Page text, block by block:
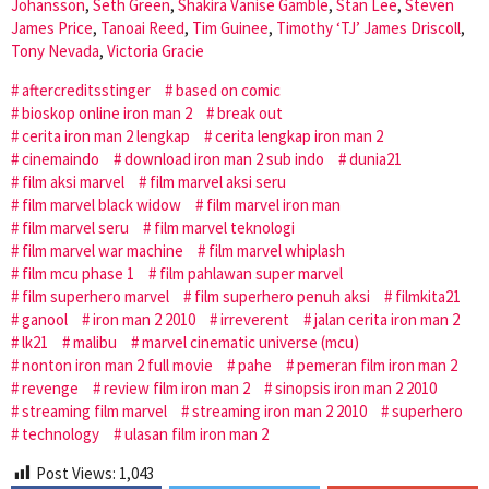
Johansson, Seth Green, Shakira Vanise Gamble, Stan Lee, Steven
James Price, Tanoai Reed, Tim Guinee, Timothy ‘TJ’ James Driscoll,
Tony Nevada, Victoria Gracie
aftercreditsstinger
based on comic
bioskop online iron man 2
break out
cerita iron man 2 lengkap
cerita lengkap iron man 2
cinemaindo
download iron man 2 sub indo
dunia21
film aksi marvel
film marvel aksi seru
film marvel black widow
film marvel iron man
film marvel seru
film marvel teknologi
film marvel war machine
film marvel whiplash
film mcu phase 1
film pahlawan super marvel
film superhero marvel
film superhero penuh aksi
filmkita21
ganool
iron man 2 2010 irreverent
jalan cerita iron man 2
lk21
malibu
marvel cinematic universe (mcu)
nonton iron man 2 full movie
pahe
pemeran film iron man 2
revenge
review film iron man 2
sinopsis iron man 2 2010
streaming film marvel
streaming iron man 2 2010
superhero
technology
ulasan film iron man 2
Post Views: 1,043